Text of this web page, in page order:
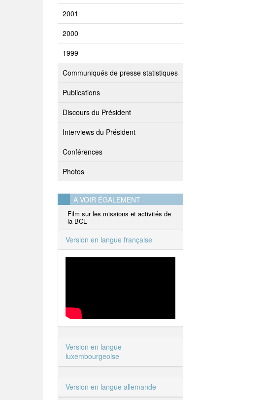
2001
2000
1999
Communiqués de presse statistiques
Publications
Discours du Président
Interviews du Président
Conférences
Photos
A VOIR ÉGALEMENT
Film sur les missions et activités de
la BCL
Version en langue française
Version en langue
luxembourgeoise
Version en langue allemande